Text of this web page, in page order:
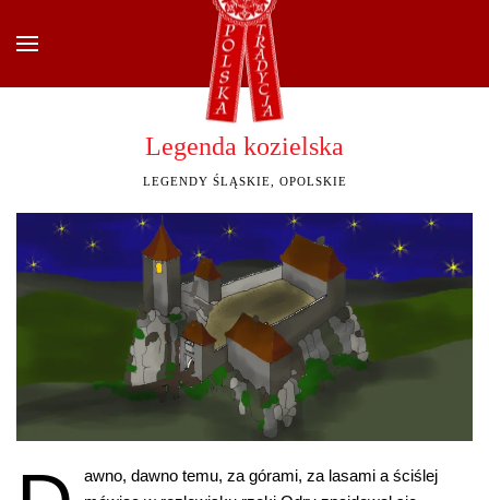
Przejdź do głównej treści
Legenda kozielska
LEGENDY ŚLĄSKIE, OPOLSKIE
awno, dawno temu, za górami, za lasami a ściślej